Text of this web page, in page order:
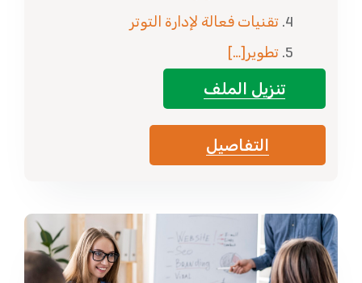
تقنيات فعالة لإدارة التوتر
تطوير […]
تنزيل الملف
التفاصيل